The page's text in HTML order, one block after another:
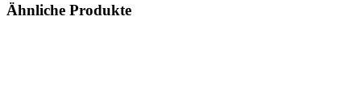
Ähnliche Produkte